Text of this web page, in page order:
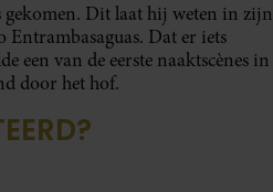
gekomen. Dit laat hij weten in zijn
Dat er iets
een van de eerste naaktscènes in
door het hof.